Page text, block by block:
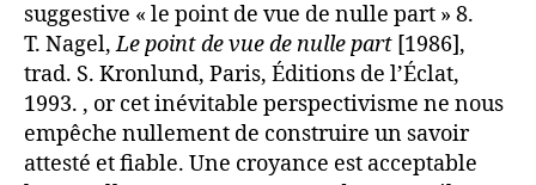
suggestive « le point de vue de nulle part » 8.
T. Nagel,Le point de vue de nulle part [1986],
trad. S. Kronlund, Paris, Éditions de l’Éclat,
1993. , or cet inévitable perspectivisme ne nous
empêche nullement de construire un savoir
attesté et fiable. Une croyance est acceptable